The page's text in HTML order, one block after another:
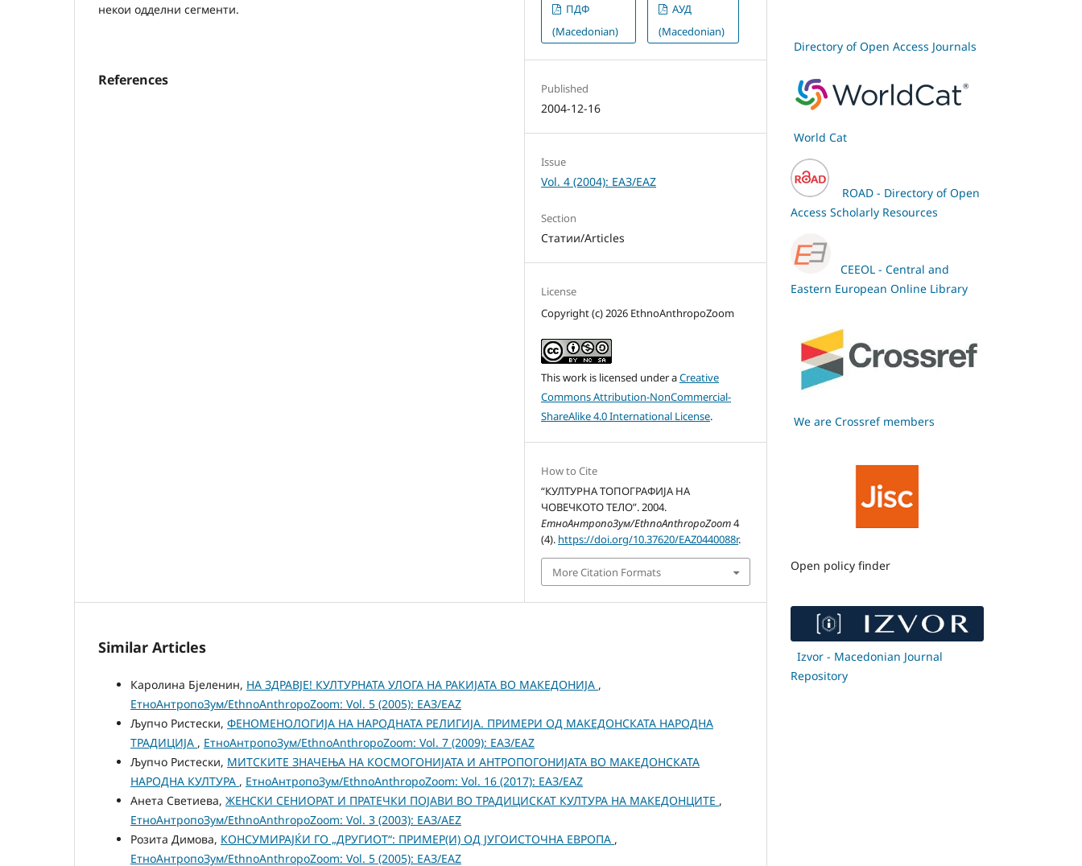
некои одделни сегменти.
References
ПДФ
(Macedonian)
АУД
(Macedonian)
Published
2004-12-16
Issue
Vol. 4 (2004): ЕАЗ/EAZ
Section
Статии/Articles
License
Copyright (c) 2026 EthnoAnthropoZoom
This work is licensed under aCreative
Commons Attribution-NonCommercial-
ShareAlike 4.0 International License.
How to Cite
“КУЛТУРНА ТОПОГРАФИЈА НА
ЧОВЕЧКОТО ТЕЛО”. 2004.
ЕтноАнтропоЗум/EthnoAnthropoZoom4
(4). https://doi.org/10.37620/EAZ0440088r.
More Citation Formats
Similar Articles
Каролина Бјеленин, НА ЗДРАВЈЕ! КУЛТУРНАТА УЛОГА НА РАКИЈАТА ВО МАКЕДОНИЈА ,
ЕтноАнтропоЗум/EthnoAnthropoZoom: Vol. 5 (2005): ЕАЗ/EAZ
Љупчо Ристески, ФЕНОМЕНОЛОГИЈА НА НАРОДНАТА РЕЛИГИЈА. ПРИМЕРИ ОД МАКЕДОНСКАТА НАРОДНА
ТРАДИЦИЈА , ЕтноАнтропоЗум/EthnoAnthropoZoom: Vol. 7 (2009): ЕАЗ/EAZ
Љупчо Ристески, МИТСКИТЕ ЗНАЧЕЊА НА КОСМОГОНИЈАТА И АНТРОПОГОНИЈАТА ВО МАКЕДОНСКАТА
НАРОДНА КУЛТУРА , ЕтноАнтропоЗум/EthnoAnthropoZoom: Vol. 16 (2017): ЕАЗ/EAZ
Анета Светиева, ЖЕНСКИ СЕНИОРАТ И ПРАТЕЧКИ ПОЈАВИ ВО ТРАДИЦИСКАТ КУЛТУРА НА МАКЕДОНЦИТЕ ,
ЕтноАнтропоЗум/EthnoAnthropoZoom: Vol. 3 (2003): ЕАЗ/AEZ
Розита Димова, КОНСУМИРАЈЌИ ГО „ДРУГИОТ“: ПРИМЕР(И) ОД ЈУГОИСТОЧНА ЕВРОПА ,
ЕтноАнтропоЗум/EthnoAnthropoZoom: Vol. 5 (2005): ЕАЗ/EAZ
Directory of Open Access Journals
World Cat
ROAD - Directory of Open
Access Scholarly Resources
CEEOL - Central and
Eastern European Online Library
We are Crossref members
Open policy finder
Izvor - Macedonian Journal
Repository